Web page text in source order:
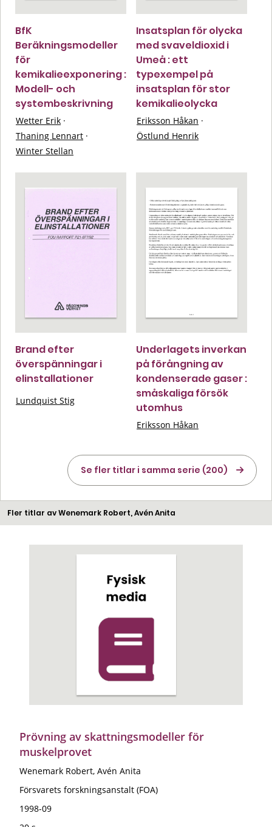
BfK
Beräkningsmodeller
för
kemikalieexponering :
Modell- och
systembeskrivning
Wetter Erik ·
Thaning Lennart ·
Winter Stellan
Insatsplan för olycka
med svaveldioxid i
Umeå : ett
typexempel på
insatsplan för stor
kemikalieolycka
Eriksson Håkan ·
Östlund Henrik
Brand efter
överspänningar i
elinstallationer
Lundquist Stig
Underlagets inverkan
på förångning av
kondenserade gaser :
småskaliga försök
utomhus
Eriksson Håkan
Se fler titlar i samma serie (200)
Fler titlar av Wenemark Robert, Avén Anita
Prövning av skattningsmodeller för
muskelprovet
Wenemark Robert, Avén Anita
Försvarets forskningsanstalt (FOA)
1998-09